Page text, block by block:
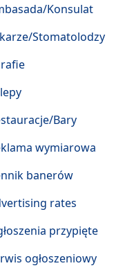
Konsulat
Stomatolodzy
Bary
wymiarowa
banerów
rates
przypięte
ogłoszeniowy